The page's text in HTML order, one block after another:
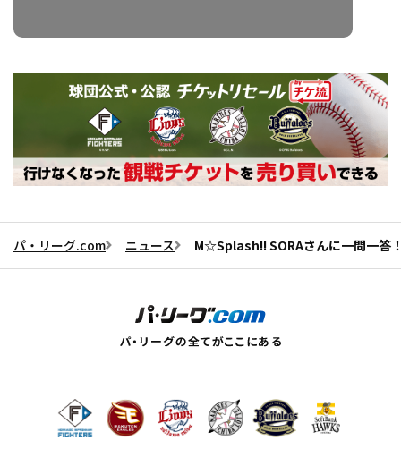
パ・リーグ.com ニュース M☆Splash!! SORAさんに一問一答